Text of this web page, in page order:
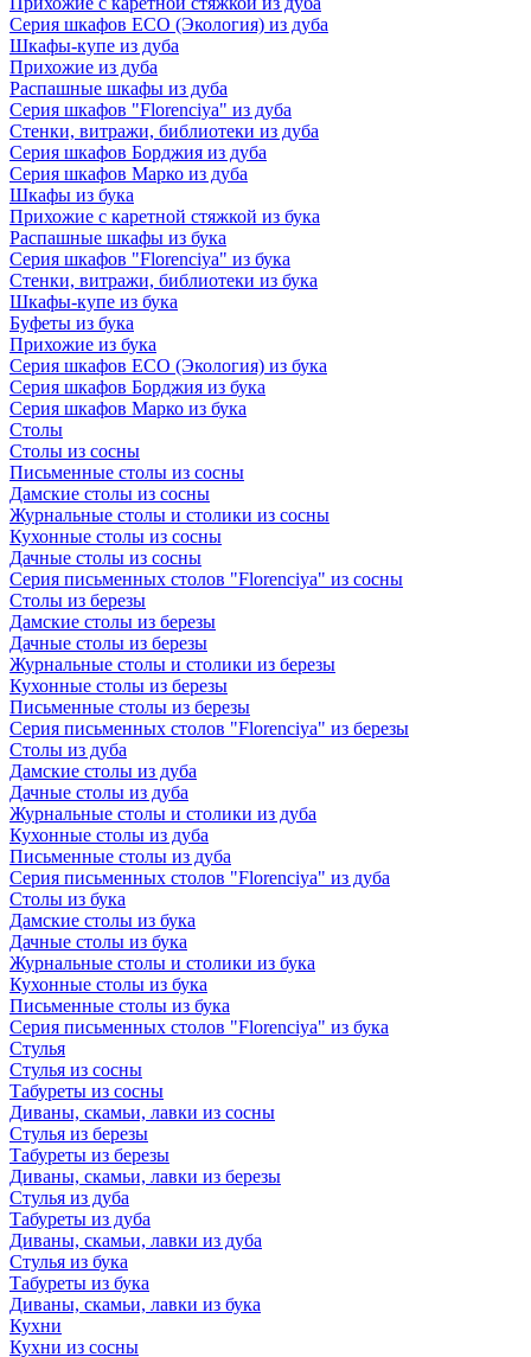
Серия шкафов ECO (Экология) из дуба
Шкафы-купе из дуба
Прихожие из дуба
Распашные шкафы из дуба
Серия шкафов "Florenciya" из дуба
Стенки, витражи, библиотеки из дуба
Серия шкафов Борджия из дуба
Серия шкафов Марко из дуба
Шкафы из бука
Прихожие с каретной стяжкой из бука
Распашные шкафы из бука
Серия шкафов "Florenciya" из бука
Стенки, витражи, библиотеки из бука
Шкафы-купе из бука
Буфеты из бука
Прихожие из бука
Серия шкафов ECO (Экология) из бука
Серия шкафов Борджия из бука
Серия шкафов Марко из бука
Столы
Столы из сосны
Письменные столы из сосны
Дамские столы из сосны
Журнальные столы и столики из сосны
Кухонные столы из сосны
Дачные столы из сосны
Серия письменных столов "Florenciya" из сосны
Столы из березы
Дамские столы из березы
Дачные столы из березы
Журнальные столы и столики из березы
Кухонные столы из березы
Письменные столы из березы
Серия письменных столов "Florenciya" из березы
Столы из дуба
Дамские столы из дуба
Дачные столы из дуба
Журнальные столы и столики из дуба
Кухонные столы из дуба
Письменные столы из дуба
Серия письменных столов "Florenciya" из дуба
Столы из бука
Дамские столы из бука
Дачные столы из бука
Журнальные столы и столики из бука
Кухонные столы из бука
Письменные столы из бука
Серия письменных столов "Florenciya" из бука
Стулья
Стулья из сосны
Табуреты из сосны
Диваны, скамьи, лавки из сосны
Стулья из березы
Табуреты из березы
Диваны, скамьи, лавки из березы
Стулья из дуба
Табуреты из дуба
Диваны, скамьи, лавки из дуба
Стулья из бука
Табуреты из бука
Диваны, скамьи, лавки из бука
Кухни
Кухни из сосны